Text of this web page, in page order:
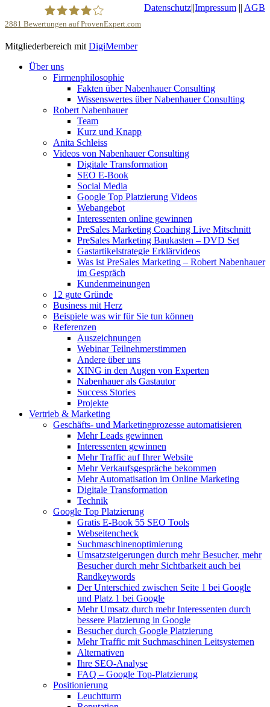
Datenschutz||Impressum || AGB
Robert Nabenhauer
2881 Bewertungen auf ProvenExpert.com
Mitgliederbereich mit DigiMember
Über uns
Firmenphilosophie
Fakten über Nabenhauer Consulting
Wissenswertes über Nabenhauer Consulting
Robert Nabenhauer
Team
Kurz und Knapp
Anita Schleiss
Videos von Nabenhauer Consulting
Digitale Transformation
SEO E-Book
Social Media
Google Top Platzierung Videos
Webangebot
Interessenten online gewinnen
PreSales Marketing Coaching Live Mitschnitt
PreSales Marketing Baukasten – DVD Set
Gastartikelstrategie Erklärvideos
Was ist PreSales Marketing – Robert Nabenhauer
im Gespräch
Kundenmeinungen
12 gute Gründe
Business mit Herz
Beispiele was wir für Sie tun können
Referenzen
Auszeichnungen
Webinar Teilnehmerstimmen
Andere über uns
XING in den Augen von Experten
Nabenhauer als Gastautor
Success Stories
Projekte
Vertrieb & Marketing
Geschäfts- und Marketingprozesse automatisieren
Mehr Leads gewinnen
Interessenten gewinnen
Mehr Traffic auf Ihrer Website
Mehr Verkaufsgespräche bekommen
Mehr Automatisation im Online Marketing
Digitale Transformation
Technik
Google Top Platzierung
Gratis E-Book 55 SEO Tools
Webseitencheck
Suchmaschinenoptimierung
Umsatzsteigerungen durch mehr Besucher, mehr
Besucher durch mehr Sichtbarkeit auch bei
Randkeywords
Der Unterschied zwischen Seite 1 bei Google
und Platz 1 bei Google
Mehr Umsatz durch mehr Interessenten durch
bessere Platzierung in Google
Besucher durch Google Platzierung
Mehr Traffic mit Suchmaschinen Leitsystemen
Alternativen
Ihre SEO-Analyse
FAQ – Google Top-Platzierung
Positionierung
Leuchtturm